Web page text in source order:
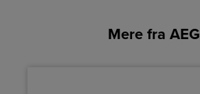
Mere fra AEG